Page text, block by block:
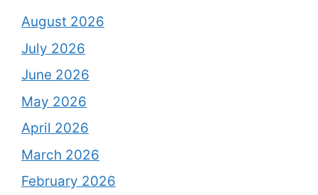
August 2026
July 2026
June 2026
May 2026
April 2026
March 2026
February 2026